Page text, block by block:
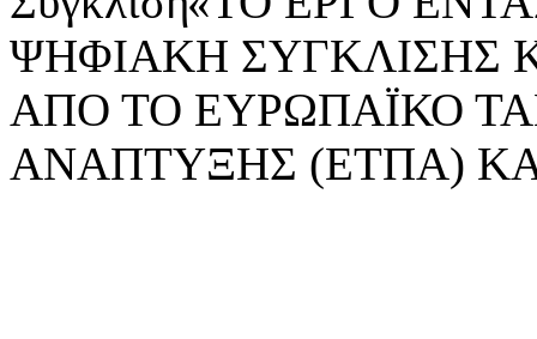
ΨΗΦΙΑΚΗ ΣΥΓΚΛΙΣΗΣ
ΑΠΟ ΤΟ ΕΥΡΩΠΑΪΚΟ
ΑΝΑΠΤΥΞΗΣ (ΕΤΠΑ)